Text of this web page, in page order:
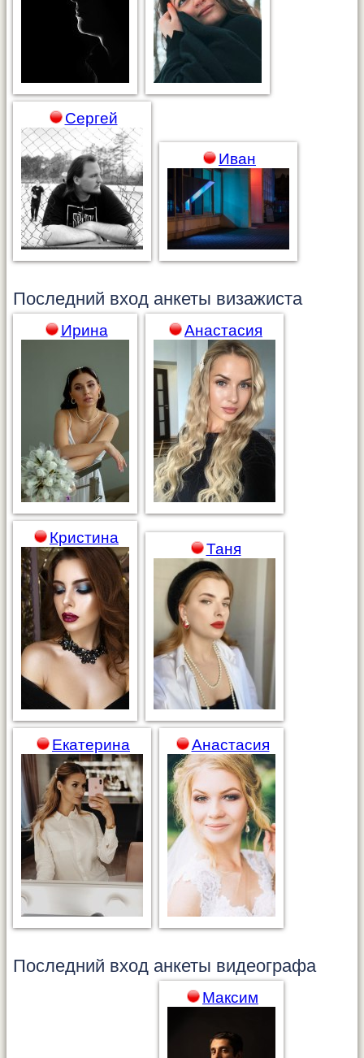
Сергей
Иван
Последний вход анкеты визажиста
Ирина Анастасия
Кристина
Таня
Екатерина Анастасия
Последний вход анкеты видеографа
Максим